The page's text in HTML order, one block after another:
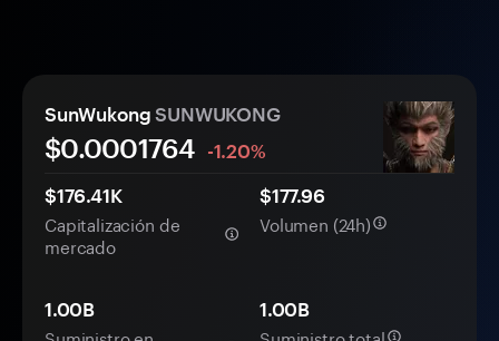
SunWukong SUNWUKONG
$0.0001764
-1.20%
$176.41K
Capitalización de
mercado
$177.96
Volumen (24h)
1.00B 1.00B